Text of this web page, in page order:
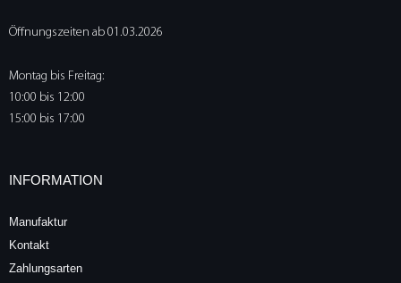
Öffnungszeiten ab 01.03.2026
Montag bis Freitag:
10:00 bis 12:00
15:00 bis 17:00
INFORMATION
Manufaktur
Kontakt
Zahlungsarten